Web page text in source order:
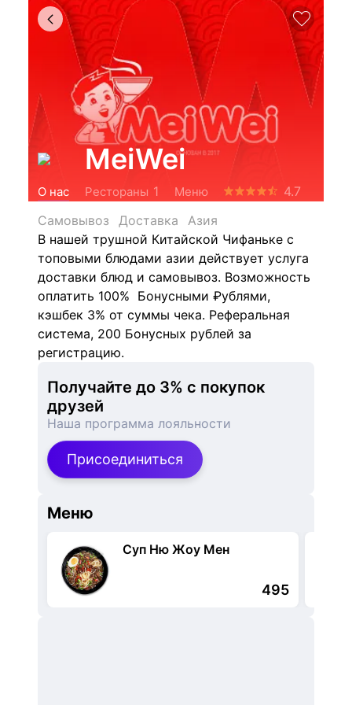
MeiWei
О нас Рестораны 1 Меню
4.7
Самовывоз
Доставка
Азия
В нашей трушной Китайской Чифаньке с
топовыми блюдами азии действует услуга
доставки блюд и самовывоз. Возможность
оплатить 100% Бонусными ₽ублями,
кэшбек 3% от суммы чека. Реферальная
система, 200 Бонусных рублей за
регистрацию.
Получайте до 3% с покупок
друзей
Наша программа лояльности
Присоединиться
Меню
Суп Ню Жоу Мен
495